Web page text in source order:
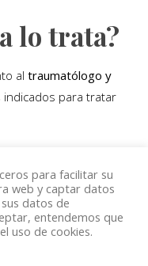
lo trata?
al traumatólogo y
indicados para tratar
Reserved. Designed
para facilitar su
web y captar datos
datos de
entendemos que
uso de cookies.